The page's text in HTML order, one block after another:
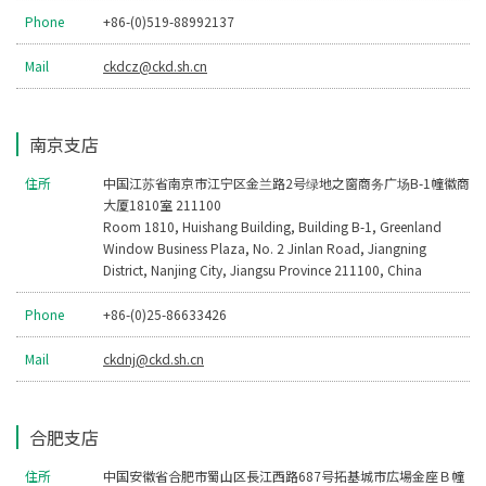
Phone +86-(0)519-88992137
Mail ckdcz@ckd.sh.cn
南京支店
住所
中国江苏省南京市江宁区金兰路2号绿地之窗商务广场B-1幢徽商
大厦1810室 211100
Room 1810, Huishang Building, Building B-1, Greenland
Window Business Plaza, No. 2 Jinlan Road, Jiangning
District, Nanjing City, Jiangsu Province 211100, China
Phone +86-(0)25-86633426
Mail ckdnj@ckd.sh.cn
合肥支店
住所
中国安徽省合肥市蜀山区長江西路687号拓基城市広場金座Ｂ幢